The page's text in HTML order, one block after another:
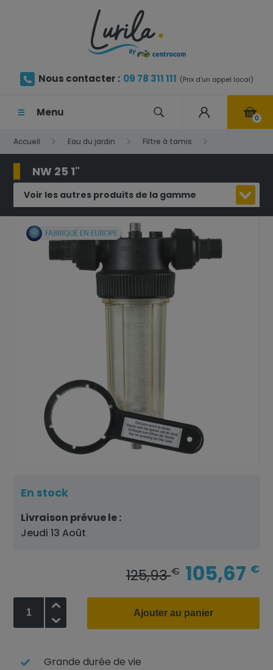
Nous contacter : 09 78 311 111 (Prix d'un appel local)
Menu 0
Accueil Eau du jardin Filtre à tamis
NW 25 1"NW 25 1"
Voir les autres produits de la gamme
En stock
Livraison prévue le :
Jeudi 13 Août
125,93€ 105,67 €
Ajouter au panier
Grande durée de vie